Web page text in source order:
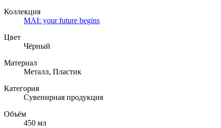
Коллекция
MAI: your future begins
Цвет
Чёрный
Материал
Металл, Пластик
Категория
Сувенирная продукция
Объём
450 мл